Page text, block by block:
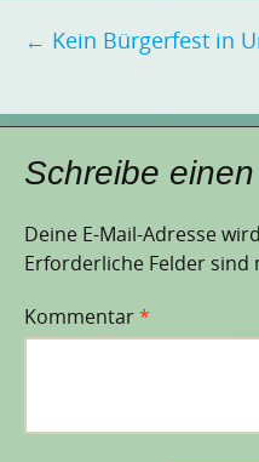
← Kein Bürgerfest in
Schreibe
Deine E-Mail-Adresse
Erforderliche Felder sind
Kommentar*